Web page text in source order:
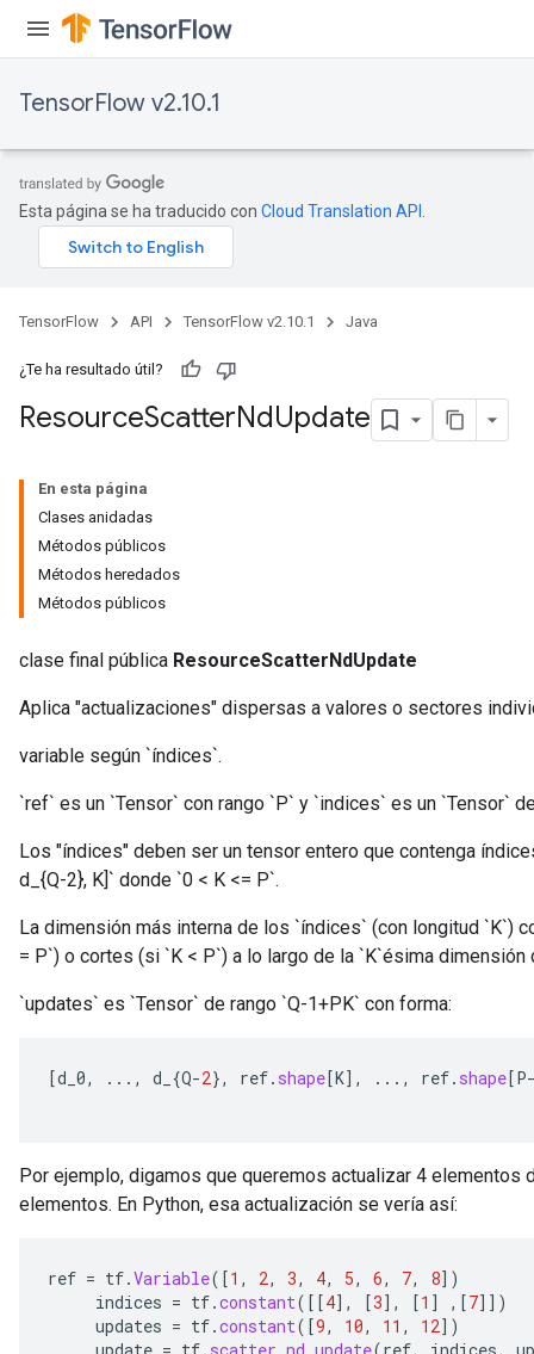
TensorFlow v2.10.1
Esta página se ha traducido con Cloud Translation API
TensorFlow API TensorFlow v2.10.1 Java
¿Te ha resultado útil?
ResourceScatterNdUpdate
En esta página
Clases anidadas
Métodos públicos
Métodos heredados
Métodos públicos
clase final pública ResourceScatterNdUpdate
Aplica "actualizaciones" dispersas a valores o sectores
variable según `índices`.
`ref` es un `Tensor` con rango `P` y `indices` es un `Tensor`
Los "índices" deben ser un tensor entero que contenga
d_{Q-2}, K]` donde `0 < K <= P`.
La dimensión más interna de los `índices` (con longitud `K`)
= P`) o cortes (si `K < P`) a lo largo de la `K`ésima dimensión
`updates` es `Tensor` de rango `Q-1+PK` con forma:
[d_0, ..., d_ {Q-2}, ref. shape[K] , ..., ref. shape[P
Por ejemplo, digamos que queremos actualizar 4 elementos
elementos. En Python, esa actualización se vería así:
ref = tf.Variable( [1 , 2, 3, 4, 5, 6, 7, 8] )
indices = tf.constant( [[4] , [3] , [1 ] , [7]] )
updates = tf.constant( [9, 10, 11 , 12] )